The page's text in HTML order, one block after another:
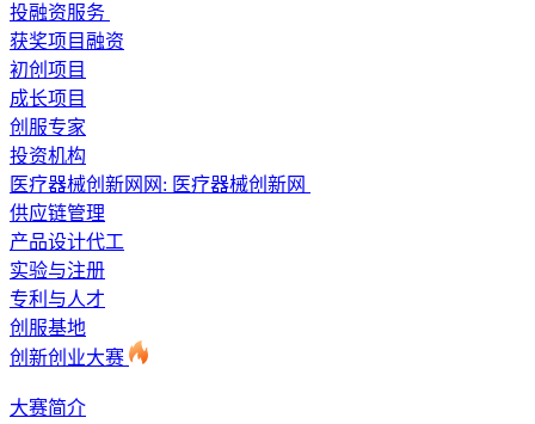
投融资服务
获奖项目融资
初创项目
成长项目
创服专家
投资机构
医疗器械创新网网: 医疗器械创新网
供应链管理
产品设计代工
实验与注册
专利与人才
创服基地
创新创业大赛
大赛简介